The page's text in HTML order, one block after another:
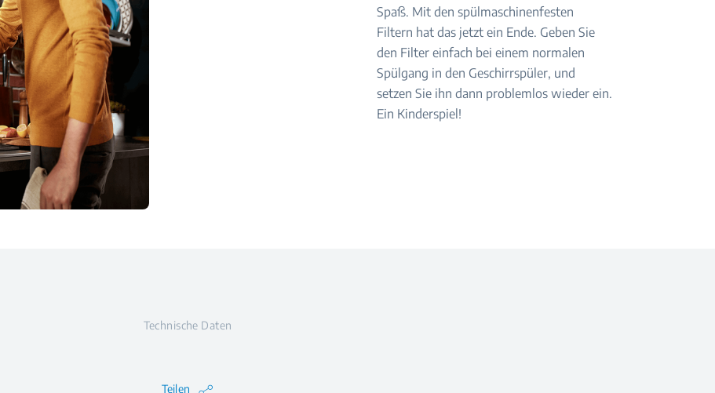
Spaß. Mit den spülmaschinenfesten
Filtern hat das jetzt ein Ende. Geben Sie
den Filter einfach bei einem normalen
Spülgang in den Geschirrspüler, und
setzen Sie ihn dann problemlos wieder ein.
Ein Kinderspiel!
Technische Daten
Teilen